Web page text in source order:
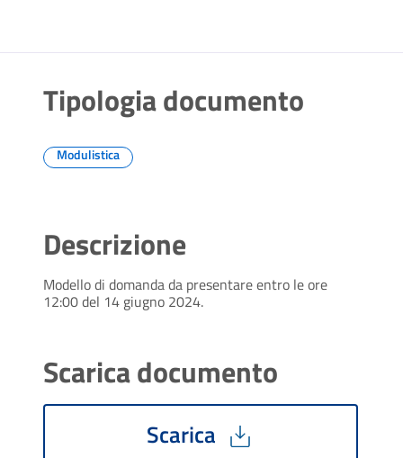
Tipologia documento
Modulistica
Descrizione
Modello di domanda da presentare entro le ore
12:00 del 14 giugno 2024.
Scarica documento
Scarica